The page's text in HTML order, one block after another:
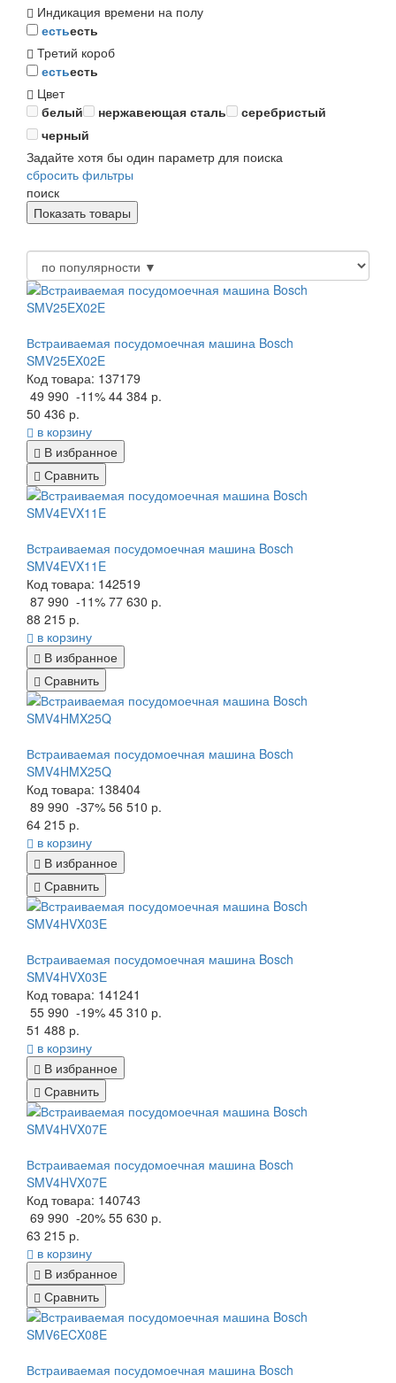
Индикация времени на полу
естьесть
Третий короб
естьесть
Цвет
белый
нержавеющая сталь
серебристый
черный
Задайте хотя бы один параметр для поиска
сбросить фильтры
поиск
Встраиваемая посудомоечная машина Bosch
SMV25EX02E
Код товара: 137179
49 990 -11% 44 384 р.
50 436 р.
в корзину
В избранное
Сравнить
Встраиваемая посудомоечная машина Bosch
SMV4EVX11E
Код товара: 142519
87 990 -11% 77 630 р.
88 215 р.
в корзину
В избранное
Сравнить
Встраиваемая посудомоечная машина Bosch
SMV4HMX25Q
Код товара: 138404
89 990 -37% 56 510 р.
64 215 р.
в корзину
В избранное
Сравнить
Встраиваемая посудомоечная машина Bosch
SMV4HVX03E
Код товара: 141241
55 990 -19% 45 310 р.
51 488 р.
в корзину
В избранное
Сравнить
Встраиваемая посудомоечная машина Bosch
SMV4HVX07E
Код товара: 140743
69 990 -20% 55 630 р.
63 215 р.
в корзину
В избранное
Сравнить
Встраиваемая посудомоечная машина Bosch